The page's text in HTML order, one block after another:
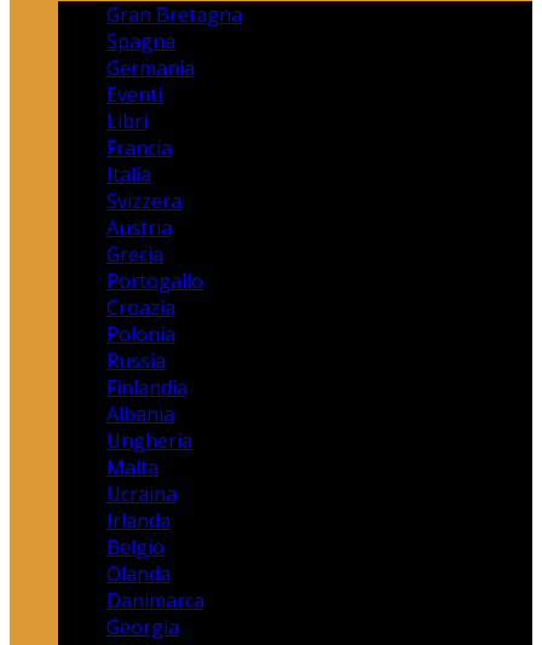
Gran Bretagna
Spagna
Germania
Eventi
Libri
Francia
Italia
Svizzera
Austria
Grecia
Portogallo
Croazia
Polonia
Russia
Finlandia
Albania
Ungheria
Malta
Ucraina
Irlanda
Belgio
Olanda
Danimarca
Georgia